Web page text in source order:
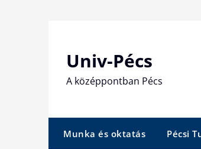
Univ-Pécs
A középpontban Pécs
Munka és oktatás Pécsi